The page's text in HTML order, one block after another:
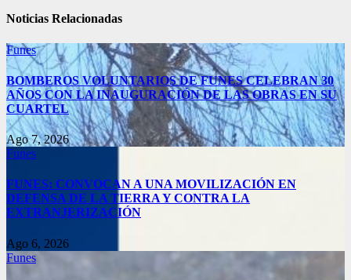
Noticias Relacionadas
Funes
BOMBEROS VOLUNTARIOS DE FUNES CELEBRAN 30
AÑOS CON LA INAUGURACIÓN DE LAS OBRAS EN SU
CUARTEL
Ago 7, 2026
Funes
FUNES: CONVOCAN A UNA MOVILIZACIÓN EN
DEFENSA DE LA TIERRA Y CONTRA LA
EXTRANJERIZACIÓN
Ago 6, 2026
Funes